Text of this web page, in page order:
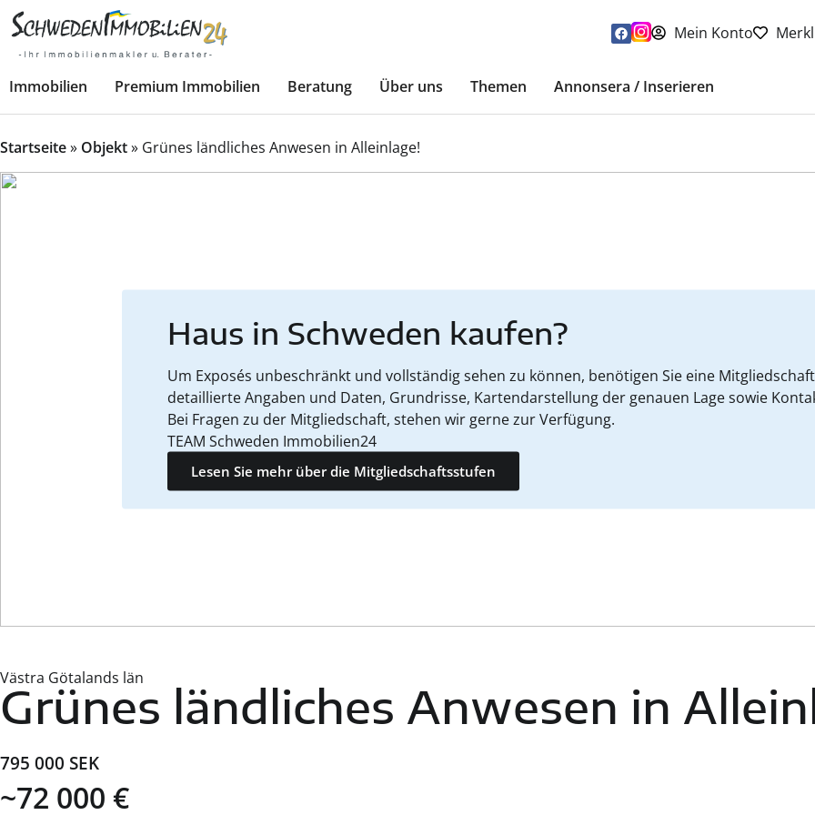
Mein Konto
Immobilien Premium Immobilien Beratung Über uns Themen Annonsera / Inserieren
Startseite» Objekt» Grünes ländliches Anwesen in Alleinlage!
Haus in Schweden kaufen?
Um Exposés unbeschränkt und vollständig sehen zu können, benötigen Sie eine
detaillierte Angaben und Daten, Grundrisse, Kartendarstellung der genauen Lage sowie
Bei Fragen zu der Mitgliedschaft, stehen wir gerne zur Verfügung.
TEAM Schweden Immobilien24
Lesen Sie mehr über die Mitgliedschaftsstufen
Västra Götalands län
Grünes ländliches Anwesen in
795 000 SEK
~72 000 €